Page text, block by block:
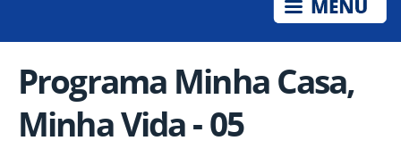
Programa Minha Casa,
Minha Vida - 05